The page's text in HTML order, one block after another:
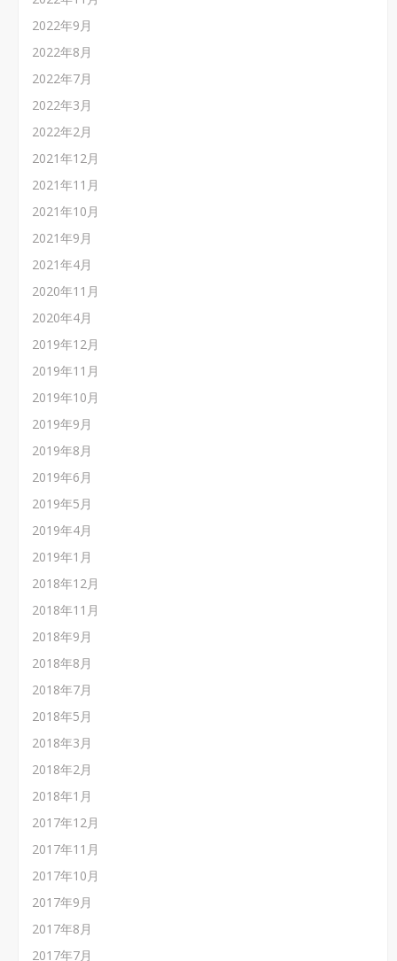
2022年9月
2022年8月
2022年7月
2022年3月
2022年2月
2021年12月
2021年11月
2021年10月
2021年9月
2021年4月
2020年11月
2020年4月
2019年12月
2019年11月
2019年10月
2019年9月
2019年8月
2019年6月
2019年5月
2019年4月
2019年1月
2018年12月
2018年11月
2018年9月
2018年8月
2018年7月
2018年5月
2018年3月
2018年2月
2018年1月
2017年12月
2017年11月
2017年10月
2017年9月
2017年8月
2017年7月